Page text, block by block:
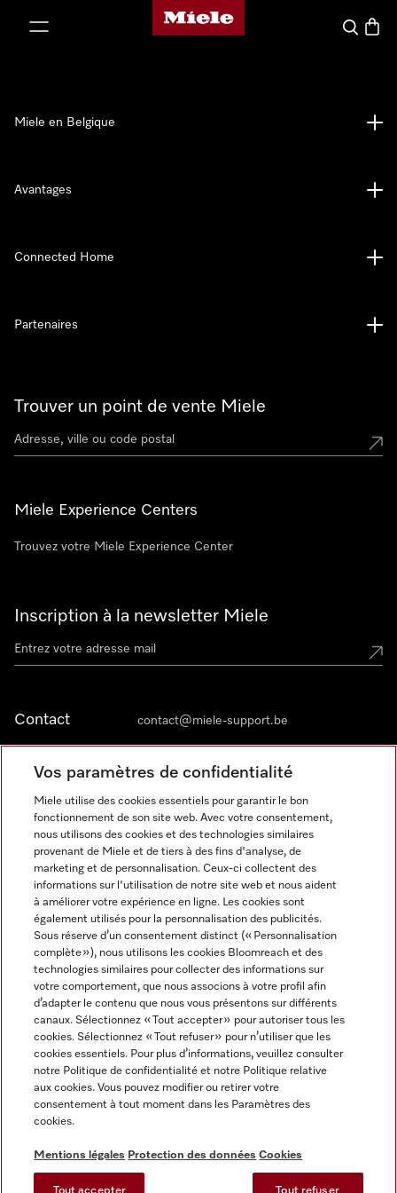
Page d'accueil de Miele
Search
Trouver un point de vente Miele
Miele Experience Centers
Trouvez votre Miele Experience Center
Inscription à la newsletter Miele
Contact contact@miele-support.be
Langue
FRANÇAIS
Miele en Belgique
Avantages
Connected Home
Partenaires
Informations légales
CGV
Protection des données
Conditions d’utilisation
Digital Services Act
Miele sur Facebook
Miele sur Youtube
Miele sur Instagram
Miele sur Pinterest
Vos paramètres de confidentialité
Miele utilise des cookies essentiels pour garantir le bon
fonctionnement de son site web. Avec votre consentement,
nous utilisons des cookies et des technologies similaires
provenant de Miele et de tiers à des fins d'analyse, de
marketing et de personnalisation. Ceux-ci collectent des
informations sur l'utilisation de notre site web et nous aident
à améliorer votre expérience en ligne. Les cookies sont
également utilisés pour la personnalisation des publicités.
Sous réserve d’un consentement distinct (« Personnalisation
complète »), nous utilisons les cookies Bloomreach et des
technologies similaires pour collecter des informations sur
votre comportement, que nous associons à votre profil afin
d’adapter le contenu que nous vous présentons sur différents
canaux. Sélectionnez « Tout accepter » pour autoriser tous les
cookies. Sélectionnez « Tout refuser » pour n’utiliser que les
cookies essentiels. Pour plus d’informations, veuillez consulter
notre Politique de confidentialité et notre Politique relative
aux cookies. Vous pouvez modifier ou retirer votre
consentement à tout moment dans les Paramètres des
cookies.
Mentions légales Protection des données Cookies